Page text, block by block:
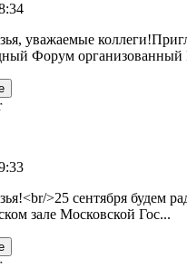
уважаемые
Форум организованный
>25 сентября будем
зале Московской Гос...